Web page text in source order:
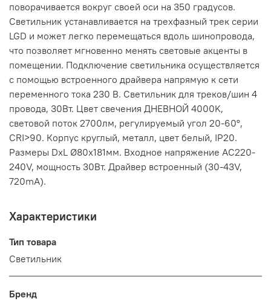
поворачивается вокруг своей оси на 350 градусов.
Светильник устанавливается на трехфазный трек серии
LGD и может легко перемещаться вдоль шинопровода,
что позволяет мгновенно менять световые акценты в
помещении. Подключение светильника осуществляется
с помощью встроенного драйвера напрямую к сети
переменного тока 230 В. Светильник для треков/шин 4
провода, 30Вт. Цвет свечения ДНЕВНОЙ 4000K,
световой поток 2700лм, регулируемый угол 20-60°,
CRI>90. Корпус круглый, металл, цвет белый, IP20.
Размеры DxL Ø80x181мм. Входное напряжение AC220-
240V, мощность 30Вт. Драйвер встроенный (30-43V,
720mA).
Характеристики
Тип товара
Светильник
Бренд